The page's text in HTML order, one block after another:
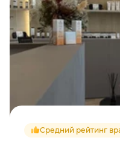
Средний рейтинг